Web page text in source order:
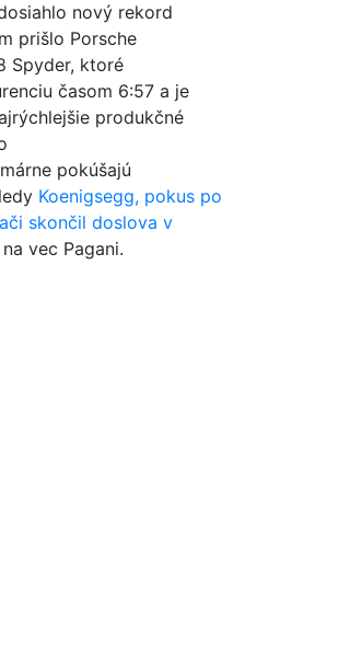
nový rekord
prišlo Porsche
Spyder, ktoré
časom 6:57 a je
produkčné
pokúšajú
Koenigsegg, pokus po
skončil doslova v
vec Pagani.